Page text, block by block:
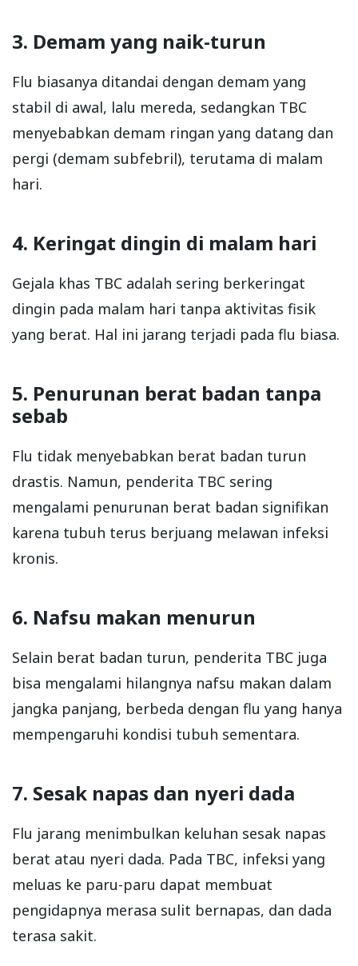
3. Demam yang naik-turun
Flu biasanya ditandai dengan demam yang
stabil di awal, lalu mereda, sedangkan TBC
menyebabkan demam ringan yang datang dan
pergi (demam subfebril), terutama di malam
hari.
4. Keringat dingin di malam hari
Gejala khas TBC adalah sering berkeringat
dingin pada malam hari tanpa aktivitas fisik
yang berat. Hal ini jarang terjadi pada flu biasa.
5. Penurunan berat badan tanpa
sebab
Flu tidak menyebabkan berat badan turun
drastis. Namun, penderita TBC sering
mengalami penurunan berat badan signifikan
karena tubuh terus berjuang melawan infeksi
kronis.
6. Nafsu makan menurun
Selain berat badan turun, penderita TBC juga
bisa mengalami hilangnya nafsu makan dalam
jangka panjang, berbeda dengan flu yang hanya
mempengaruhi kondisi tubuh sementara.
7. Sesak napas dan nyeri dada
Flu jarang menimbulkan keluhan sesak napas
berat atau nyeri dada. Pada TBC, infeksi yang
meluas ke paru-paru dapat membuat
pengidapnya merasa sulit bernapas, dan dada
terasa sakit.